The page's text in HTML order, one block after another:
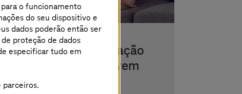
e operação
de saúde na nuvem
o funcionamento
do seu dispositivo e
dados poderão então ser
proteção de dados
especificar tudo em
parceiros.